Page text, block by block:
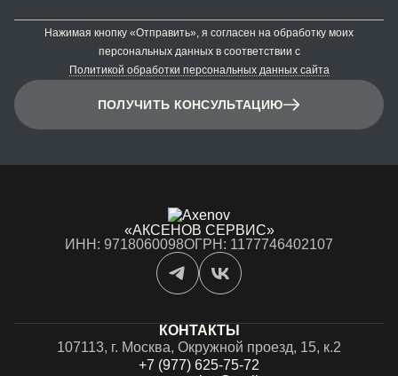
ПОЛУЧИТЬ КОНСУЛЬТАЦИЮ
Нажимая кнопку «Отправить», я согласен на обработку моих
персональных данных в соответствии с
Политикой обработки персональных данных сайта
«АКСЕНОВ СЕРВИС»
ИНН: 9718060098ОГРН: 1177746402107
КОНТАКТЫ
107113, г. Москва, Окружной проезд, 15, к.2
+7 (977) 625-75-72